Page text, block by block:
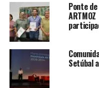
Ponte
Setúbal